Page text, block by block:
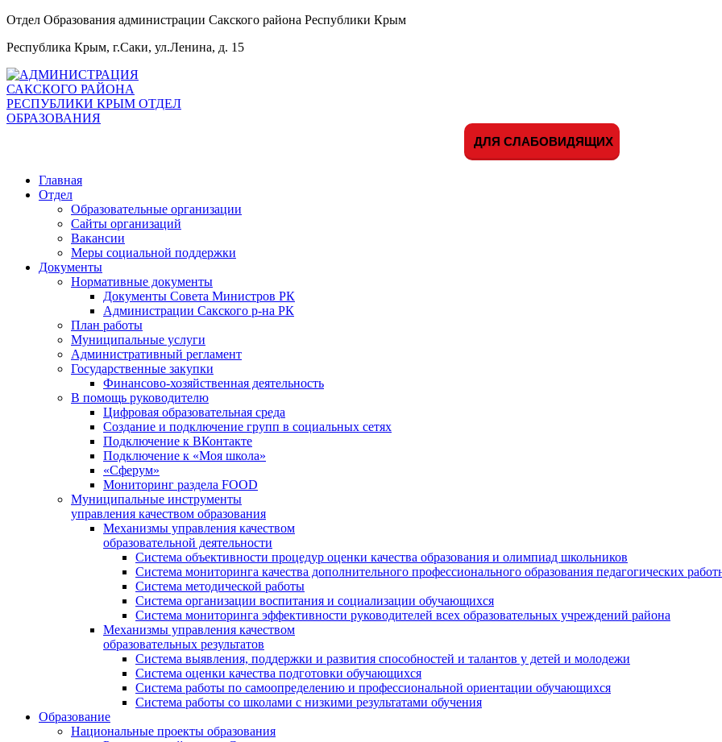
Отдел Образования администрации Сакского района Республики Крым
Республика Крым, г.Саки, ул.Ленина, д. 15
ДЛЯ СЛАБОВИДЯЩИХ
Главная
Отдел
Образовательные организации
Сайты организаций
Вакансии
Меры социальной поддержки
Документы
Нормативные документы
Документы Совета Министров РК
Администрации Сакского р-на РК
План работы
Муниципальные услуги
Административный регламент
Государственные закупки
Финансово-хозяйственная деятельность
В помощь руководителю
Цифровая образовательная среда
Создание и подключение групп в социальных сетях
Подключение к ВКонтакте
Подключение к «Моя школа»
«Сферум»
Мониторинг раздела FOOD
Муниципальные инструменты
управления качеством образования
Механизмы управления качеством
образовательной деятельности
Система объективности процедур оценки качества образования и олимпиад школьников
Система мониторинга качества дополнительного профессионального образования педагогических
Система методической работы
Система организации воспитания и социализации обучающихся
Система мониторинга эффективности руководителей всех образовательных учреждений района
Механизмы управления качеством
образовательных результатов
Система выявления, поддержки и развития способностей и талантов у детей и молодежи
Система оценки качества подготовки обучающихся
Система работы по самоопределению и профессиональной ориентации обучающихся
Система работы со школами с низкими результатами обучения
Образование
Национальные проекты образования